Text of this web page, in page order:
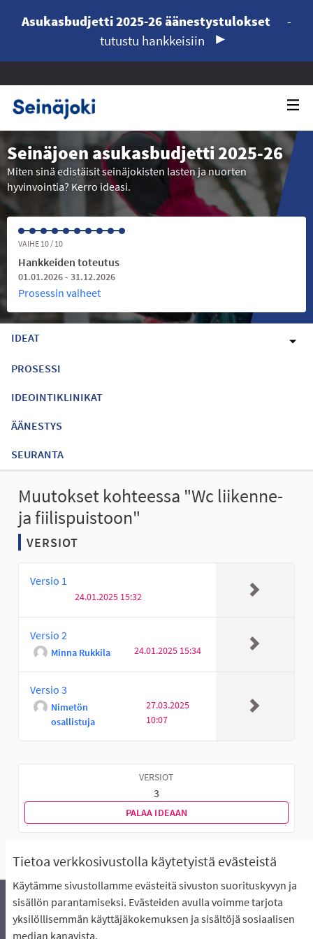
Tietoa verkkosivustolla käytetyistä evästeistä
Käytämme sivustollamme evästeitä sivuston suorituskyvyn ja
sisällön parantamiseksi. Evästeiden avulla voimme tarjota
yksilöllisemmän käyttäjäkokemuksen ja sisältöjä sosiaalisen
median kanavista.
Asukasbudjetti 2025-26 äänestystulokset
-
tutustu hankkeisiin
Seinäjoen asukasbudjetti 2025-26
Miten sinä edistäisit seinäjokisten lasten ja nuorten
hyvinvointia? Kerro ideasi.
VAIHE 10 / 10
Hankkeiden toteutus
01.01.2026 - 31.12.2026
Prosessin vaiheet
IDEAT
PROSESSI
IDEOINTIKLINIKAT
ÄÄNESTYS
SEURANTA
Muutokset kohteessa "Wc liikenne-
ja fiilispuistoon"
VERSIOT
Versio 1
24.01.2025 15:32
Versio 2
Minna Rukkila 24.01.2025 15:34
Versio 3
Nimetön
osallistuja
27.03.2025
10:07
VERSIOT
3
PALAA IDEAAN
Äänestyksen pikaohjeet
Usein kysytyt kysymykset